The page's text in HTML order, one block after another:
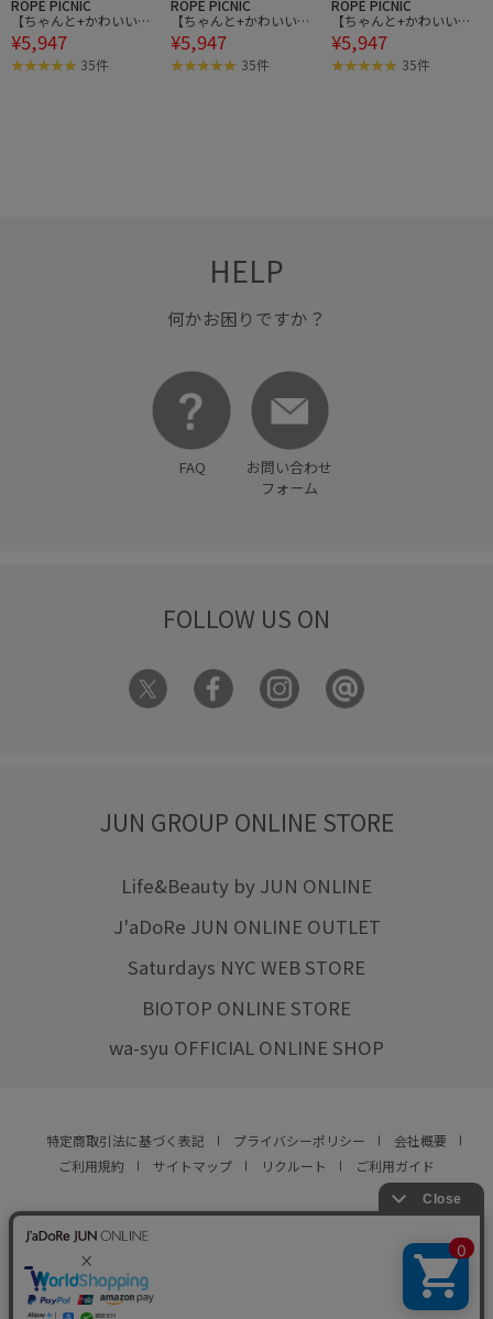
ROPÉ PICNIC
【ちゃんと+かわいい保
証】エアリーリネンライ
ク ハーフスリーブジャケ
ット/接触冷感・UVカッ
¥5,947
35件
ROPÉ PICNIC
【ちゃんと+かわいい保
証】エアリーリネンライ
ク ハーフスリーブジャケ
ット/接触冷感・UVカッ
¥5,947
35件
ROPÉ PICNIC
【ちゃんと+かわいい保
証】エアリーリネンライ
ク ハーフスリーブジャケ
ット/接触冷感・UVカッ
¥5,947
35件
HELP
何かお困りですか？
FAQ
お問い合わせ
フォーム
FOLLOW US ON
JUN GROUP ONLINE STORE
Life&Beauty by JUN ONLINE
J'aDoRe JUN ONLINE OUTLET
Saturdays NYC WEB STORE
BIOTOP ONLINE STORE
wa-syu OFFICIAL ONLINE SHOP
特定商取引法に基づく表記 プライバシーポリシー
会社概要
ご利用規約
サイトマップ リクルート ご利用ガイド
© JUN CO.,LTD. ALL RIGHTS RESERVED.